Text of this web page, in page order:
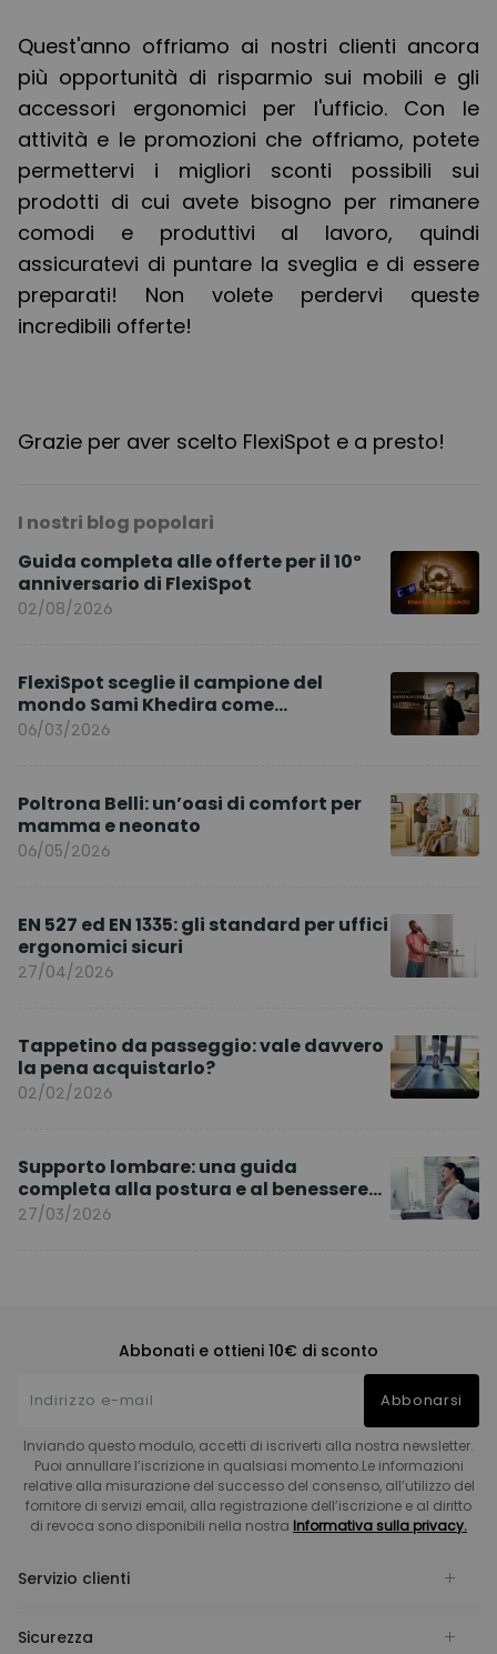
Quest'anno offriamo ai nostri clienti ancora
più opportunità di risparmio sui mobili e gli
accessori ergonomici per l'ufficio. Con le
attività e le promozioni che offriamo, potete
permettervi i migliori sconti possibili sui
prodotti di cui avete bisogno per rimanere
comodi e produttivi al lavoro, quindi
assicuratevi di puntare la sveglia e di essere
preparati! Non volete perdervi queste
incredibili offerte!
Grazie per aver scelto FlexiSpot e a presto!
I nostri blog popolari
Guida completa alle offerte per il 10º
anniversario di FlexiSpot
02/08/2026
FlexiSpot sceglie il campione del
mondo Sami Khedira come
ambasciatore del marchio per l’Europa
06/03/2026
Poltrona Belli: un’oasi di comfort per
mamma e neonato
06/05/2026
EN 527 ed EN 1335: gli standard per uffici
ergonomici sicuri
27/04/2026
Tappetino da passeggio: vale davvero
la pena acquistarlo?
02/02/2026
Supporto lombare: una guida
completa alla postura e al benessere
quotidiano
27/03/2026
Abbonati e ottieni 10€ di sconto
Abbonarsi
Inviando questo modulo, accetti di iscriverti alla nostra newsletter.
Puoi annullare l’iscrizione in qualsiasi momento.Le informazioni
relative alla misurazione del successo del consenso, all’utilizzo del
fornitore di servizi email, alla registrazione dell’iscrizione e al diritto
di revoca sono disponibili nella nostra Informativa sulla privacy.
Servizio clienti
Sicurezza